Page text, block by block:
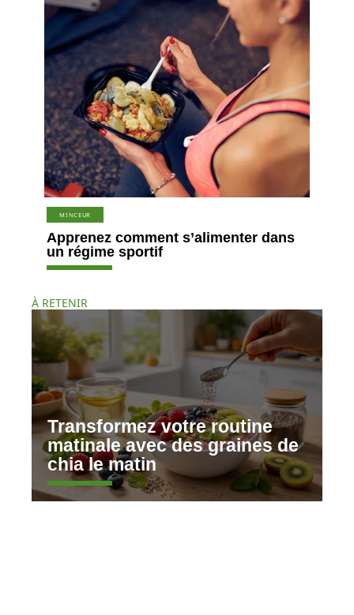
MINCEUR
Apprenez comment s’alimenter dans
un régime sportif
À RETENIR
Transformez votre routine
matinale avec des graines de
chia le matin